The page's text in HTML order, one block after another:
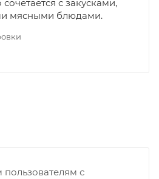
с закусками,
мясными блюдами.
с